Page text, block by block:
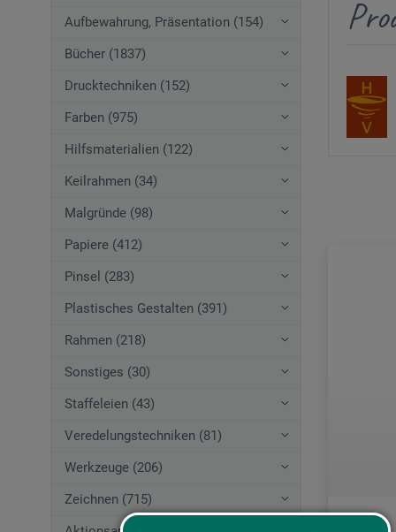
Aufbewahrung, Präsentation (154)
Bücher (1837)
Drucktechniken (152)
Farben (975)
Hilfsmaterialien (122)
Keilrahmen (34)
Malgründe (98)
Papiere (412)
Pinsel (283)
Plastisches Gestalten (391)
Rahmen (218)
Sonstiges (30)
Staffeleien (43)
Veredelungstechniken (81)
Werkzeuge (206)
Zeichnen (715)